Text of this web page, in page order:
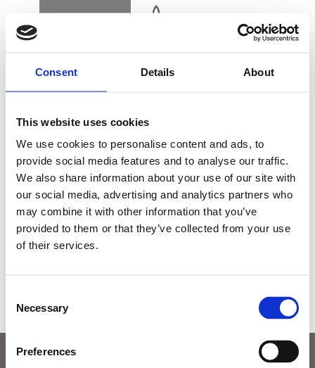
Consent Details About
This website uses cookies
We use cookies to personalise content and ads, to
provide social media features and to analyse our traffic.
We also share information about your use of our site with
our social media, advertising and analytics partners who
may combine it with other information that you’ve
provided to them or that they’ve collected from your use
of their services.
Selection
Necessary
Preferences
BOOK DK EN DE
GENERELLE
VILKÅR OG
BETINGELSER
LÆS VORES GENERELLE VILKÅR OG
DU ER MULIGVIS OGSÅ INTERESSERET I: